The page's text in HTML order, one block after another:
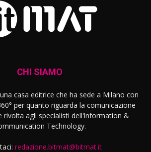
CHI SIAMO
casa editrice che ha sede a Milano con
per quanto riguarda la comunicazione
rivolta agli specialisti dell'lnformation &
Technology.
redazione.bitmat@bitmat.it